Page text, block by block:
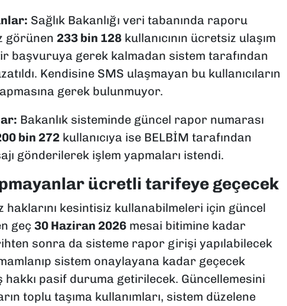
Sağlık Bakanlığı veri tabanında raporu
görünen 233 bin 128kullanıcının ücretsiz ulaşım
başvuruya gerek kalmadan sistem tarafından
Kendisine SMS ulaşmayan bu kullanıcıların
gerek bulunmuyor.
Bakanlık sisteminde güncel rapor numarası
bin 272kullanıcıya ise BELBİM tarafından
gönderilerek işlem yapmaları istendi.
ücretli tarifeye geçecek
haklarını kesintisiz kullanabilmeleri için güncel
geç 30 Haziran 2026mesai bitimine kadar
sonra da sisteme rapor girişi yapılabilecek
sistem onaylayana kadar geçecek
pasif duruma getirilecek. Güncellemesini
toplu taşıma kullanımları, sistem düzelene